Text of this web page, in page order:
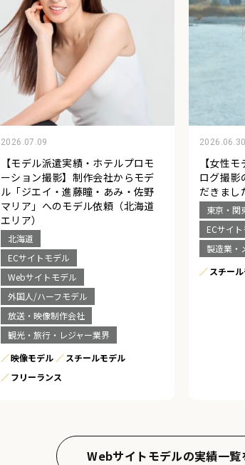
2026.07.09
【モデル派遣実績・ホテルプロモ
ーション撮影】制作会社からモデ
ル「ジエイ・進藤瞳・あみ・佐野
マリア」へのモデル依頼（北海道
エリア）
北海道
ECサイトモデル
Webサイトモデル
外国人/ハーフモデル
放送・映像制作会社
観光・旅行・レジャー業界
映像モデル
スチールモデル
フリーランス
2026.06.30
【女性
ログ撮影
だきまし
東京・関
ECサイ
製造業・
スチー
Webサイトモデルの実績一覧